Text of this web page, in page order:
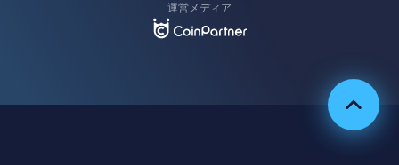
運営メディア